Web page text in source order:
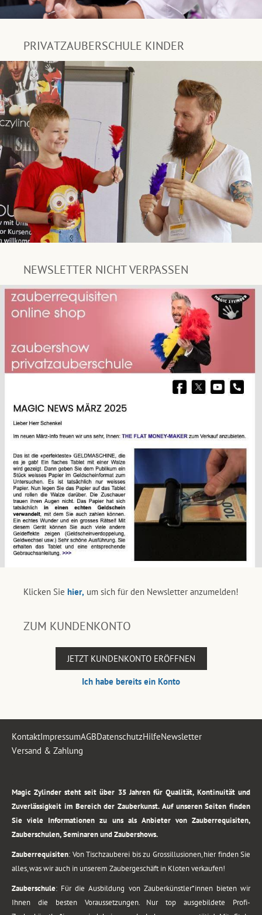
PRIVATZAUBERSCHULE KINDER
NEWSLETTER NICHT VERPASSEN
Klicken Sie hier, um sich für den Newsletter anzumelden!
ZUM KUNDENKONTO
JETZT KUNDENKONTO ERÖFFNEN
Ich habe bereits ein Konto
KontaktImpressumAGBDatenschutzHilfeNewsletter
Versand & Zahlung
Magic Zylinder steht seit über 35 Jahren für Qualität, Kontinuität und
Zuverlässigkeit im Bereich der Zauberkunst. Auf unseren Seiten finden
Sie viele Informationen zu uns als Anbieter von Zauberrequisiten,
Zauberschulen, Seminaren und Zaubershows.
Zauberrequisiten: Von Tischzauberei bis zu Grossillusionen, hier finden Sie
alles, was wir auch in unserem Zaubergeschäft in Kloten verkaufen!
Zauberschule: Für die Ausbildung von Zauberkünstler*innen bieten wir
Ihnen die besten Voraussetzungen. Nur top ausgebildete Profi-